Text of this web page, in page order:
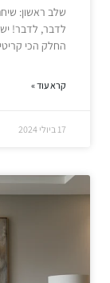
שלב ראשון:
לדבר, לדבר!
החלק הכי קריטי
קרא עוד »
17 ביולי 2024